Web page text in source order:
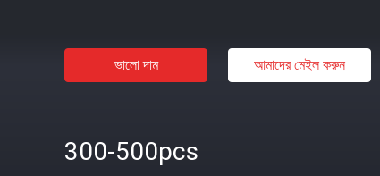
ভালো দাম আমাদের মেইল ​​করুন
300-500pcs